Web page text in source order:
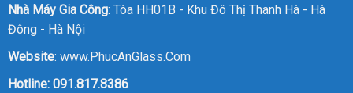
Nhà Máy Gia Công: Tòa HH01B - Khu Đô Thị Thanh Hà - Hà
Đông - Hà Nội
Website: www.PhucAnGlass.Com
Hotline: 091.817.8386